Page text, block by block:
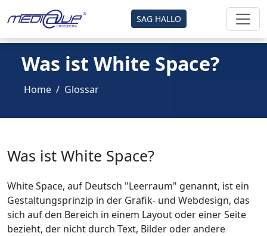
SAG HALLO
Was ist White Space?
Home Glossar
Was ist White Space?
White Space, auf Deutsch "Leerraum" genannt, ist ein
Gestaltungsprinzip in der Grafik- und Webdesign, das
sich auf den Bereich in einem Layout oder einer Seite
bezieht, der nicht durch Text, Bilder oder andere